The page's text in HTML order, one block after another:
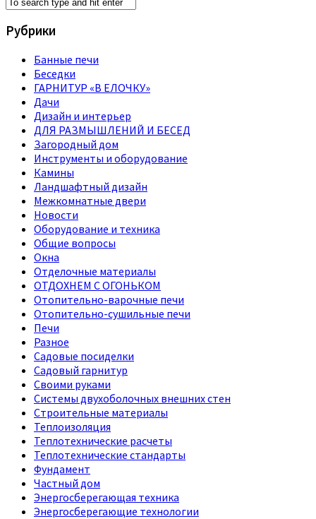
Рубрики
Банные печи
Беседки
ГАРНИТУР «В ЕЛОЧКУ»
Дачи
Дизайн и интерьер
ДЛЯ РАЗМЫШЛЕНИЙ И БЕСЕД
Загородный дом
Инструменты и оборудование
Камины
Ландшафтный дизайн
Межкомнатные двери
Новости
Оборудование и техника
Общие вопросы
Окна
Отделочные материалы
ОТДОХНЕМ С ОГОНЬКОМ
Отопительно-варочные печи
Отопительно-сушильные печи
Печи
Разное
Садовые посиделки
Садовый гарнитур
Своими руками
Системы двухоболочных внешних стен
Строительные материалы
Теплоизоляция
Теплотехнические расчеты
Теплотехнические стандарты
Фундамент
Частный дом
Энергосберегающая техника
Энергосберегающие технологии